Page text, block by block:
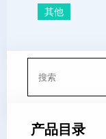
其他
产品目录